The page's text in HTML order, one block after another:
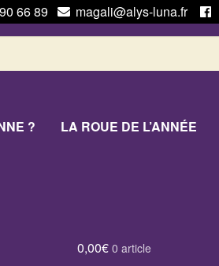
66 89
magali@alys-luna.fr
? LA ROUE DE L’ANNÉE
0,00€ 0 article